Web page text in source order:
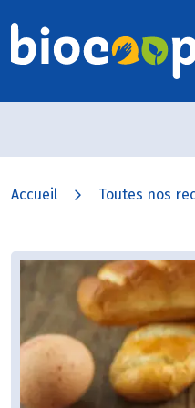
Accueil Toutes nos